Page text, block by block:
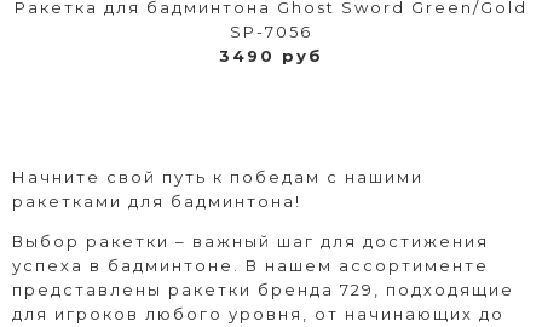
Ракетка для бадминтона Ghost Sword Green/Gold
SP-7056
3490 руб
Начните свой путь к победам с нашими
ракетками для бадминтона!
Выбор ракетки – важный шаг для достижения
успеха в бадминтоне. В нашем ассортименте
представлены ракетки бренда 729, подходящие
для игроков любого уровня, от начинающих до